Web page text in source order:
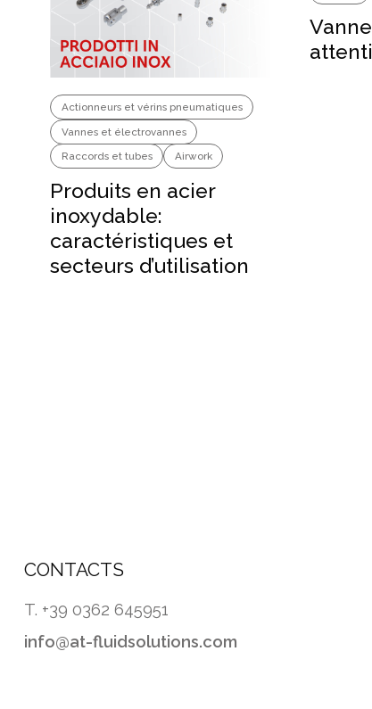
Actionneurs et vérins pneumatiques
Vannes et électrovannes
Raccords et tubes
Airwork
Produits en acier
inoxydable:
caractéristiques et
secteurs d’utilisation
CONTACTS
T. +39 0362 645951
info@at-fluidsolutions.com